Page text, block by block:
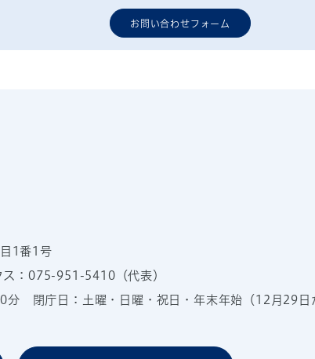
お問い合わせフォーム
1番1号
ス：075-951-5410（代表）
分 閉庁日：土曜・日曜・祝日・年末年始（12月29日